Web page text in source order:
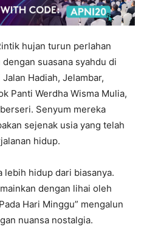
hujan turun perlahan
suasana syahdu di
Hadiah, Jelambar,
Panti Werdha Wisma Mulia,
Senyum mereka
sejenak usia yang telah
hidup.
lebih hidup dari biasanya.
dengan lihai oleh
Hari Minggu” mengalun
nuansa nostalgia.